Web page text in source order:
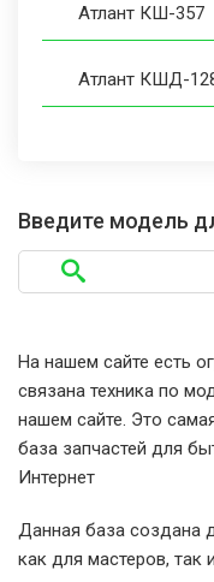
Атлант КШ-357
Атлант КШД-
Атлант КШД-
Атлант КШД-152
Атлант МИНСК-
Атлант МХ-2822
Атлант МХ-2823
Введите модель
На нашем сайте есть
связана техника по
нашем сайте. Это
база запчастей для
Интернет
Данная база создана
как для мастеров, так